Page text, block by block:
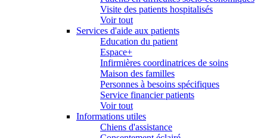
Visite des patients hospitalisés
Voir tout
Services d'aide aux patients
Education du patient
Espace+
Infirmières coordinatrices de soins
Maison des familles
Personnes à besoins spécifiques
Service financier patients
Voir tout
Informations utiles
Chiens d'assistance